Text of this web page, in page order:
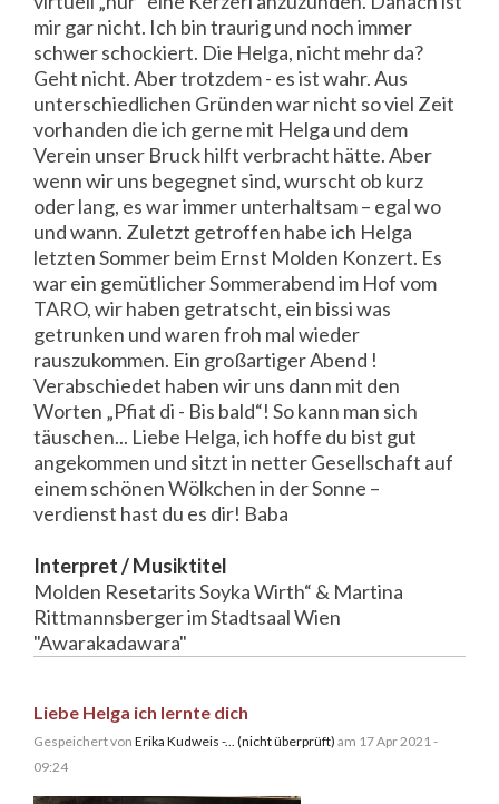
mir gar nicht. Ich bin traurig und noch immer
schwer schockiert. Die Helga, nicht mehr da?
Geht nicht. Aber trotzdem - es ist wahr. Aus
unterschiedlichen Gründen war nicht so viel Zeit
vorhanden die ich gerne mit Helga und dem
Verein unser Bruck hilft verbracht hätte. Aber
wenn wir uns begegnet sind, wurscht ob kurz
oder lang, es war immer unterhaltsam – egal wo
und wann. Zuletzt getroffen habe ich Helga
letzten Sommer beim Ernst Molden Konzert. Es
war ein gemütlicher Sommerabend im Hof vom
TARO, wir haben getratscht, ein bissi was
getrunken und waren froh mal wieder
rauszukommen. Ein großartiger Abend !
Verabschiedet haben wir uns dann mit den
Worten „Pfiat di - Bis bald“! So kann man sich
täuschen... Liebe Helga, ich hoffe du bist gut
angekommen und sitzt in netter Gesellschaft auf
einem schönen Wölkchen in der Sonne –
verdienst hast du es dir! Baba
Interpret / Musiktitel
Molden Resetarits Soyka Wirth“ & Martina
Rittmannsberger im Stadtsaal Wien
"Awarakadawara"
Liebe Helga ich lernte dich
Gespeichert von Erika Kudweis -... (nicht überprüft) am 17 Apr 2021 -
09:24